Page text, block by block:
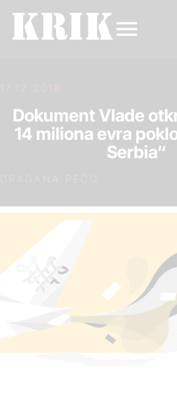
17.12.2018.
Dokument Vlade
14 miliona evra
Serbia“